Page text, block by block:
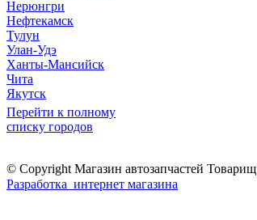
Нерюнгри
Нефтекамск
Тулун
Улан-Удэ
Ханты-Мансийск
Чита
Якутск
Перейти к полному
списку городов
© Copyright Магазин автозапчастей Товарищ
Разработка интернет магазина